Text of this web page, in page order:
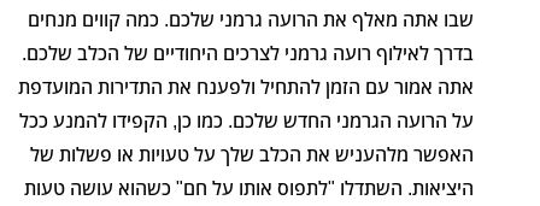
שבו אתה מאלף את הרועה גרמני שלכם. כמה קווים מנחים
בדרך לאילוף רועה גרמני לצרכים היחודיים של הכלב שלכם.
אתה אמור עם הזמן להתחיל ולפענח את התדירות המועדפת
על הרועה הגרמני החדש שלכם. כמו כן, הקפידו להמנע ככל
האפשר מלהעניש את הכלב שלך על טעויות או פשלות של
היציאות. השתדלו "לתפוס אותו על חם" כשהוא עושה טעות